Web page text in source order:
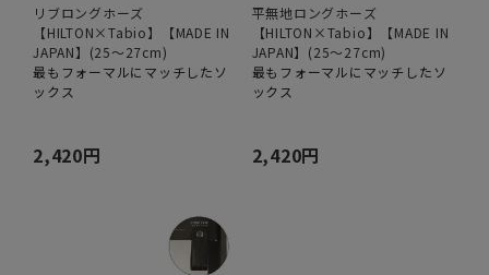
リブロングホーズ
【HILTON×Tabio】【MADE IN
JAPAN】(25～27cm)
最もフォーマルにマッチしたソ
ックス
2,420円
平無地ロングホーズ
【HILTON×Tabio】【MADE IN
JAPAN】(25～27cm)
最もフォーマルにマッチしたソ
ックス
2,420円